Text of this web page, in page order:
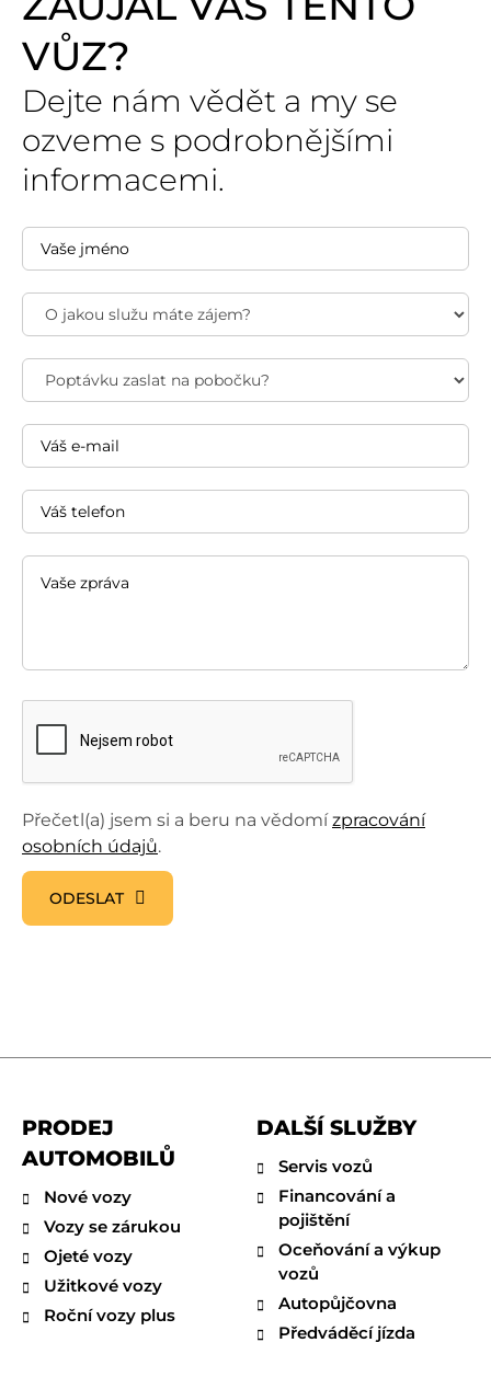
VŮZ?
Dejte nám vědět a my se
ozveme s podrobnějšími
informacemi.
Přečetl(a) jsem si a beru na vědomízpracování
osobních údajů.
ODESLAT
PRODEJ
AUTOMOBILŮ
Nové vozy
Vozy se zárukou
Ojeté vozy
Užitkové vozy
Roční vozy plus
DALŠÍ SLUŽBY
Servis vozů
Financování a
pojištění
Oceňování a výkup
vozů
Autopůjčovna
Předváděcí jízda